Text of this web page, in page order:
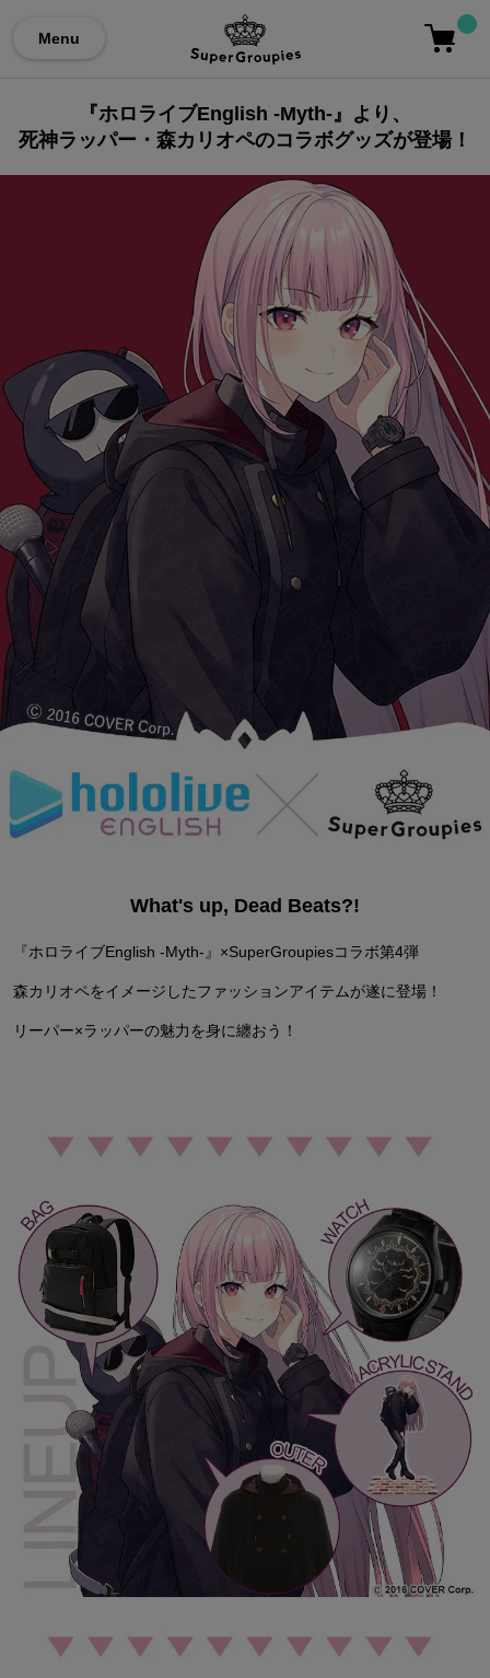
Menu
『ホロライブEnglish -Myth-』より、
死神ラッパー・森カリオペのコラボグッズが登場！
What's up, Dead Beats?!
『ホロライブEnglish -Myth-』×SuperGroupiesコラボ第4弾
森カリオペをイメージしたファッションアイテムが遂に登場！
リーパー×ラッパーの魅力を身に纏おう！